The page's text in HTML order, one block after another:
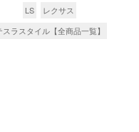
LS
レクサス
スラスタイル【全商品一覧】